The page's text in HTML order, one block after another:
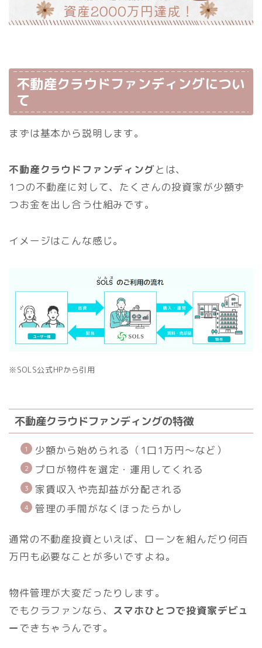
不動産クラウドファンディングについ
て
まずは基本から説明します。
不動産クラウドファンディングとは、
1つの不動産に対して、たくさんの投資家が少額ず
つお金を出し合う仕組みです。
イメージはこんな感じ。
※SOLS公式HPから引用
不動産クラウドファンディングの特徴
少額から始められる（1口1万円〜など）
プロが物件を選定・運用してくれる
家賃収入や売却益が分配される
管理の手間がなくほったらかし
通常の不動産投資といえば、ローンを組んだり何百
万円も必要なことが多いですよね。
物件管理が大変だったりします。
でもクラファンなら、 スマホひとつで投資家デビュ
ーできちゃうんです。